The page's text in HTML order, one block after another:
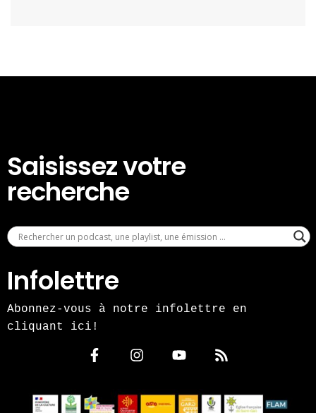
Saisissez votre
recherche
Infolettre
Abonnez-vous à notre infolettre en
cliquant ici!